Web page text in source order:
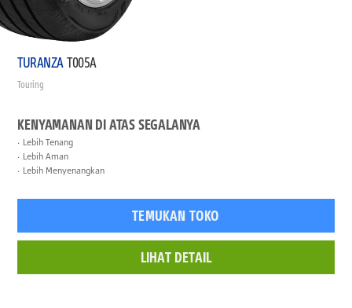
TURANZAT005A
Touring
KENYAMANAN DI ATAS SEGALANYA
Lebih Tenang
Lebih Aman
Lebih Menyenangkan
TEMUKAN TOKO
LIHAT DETAIL